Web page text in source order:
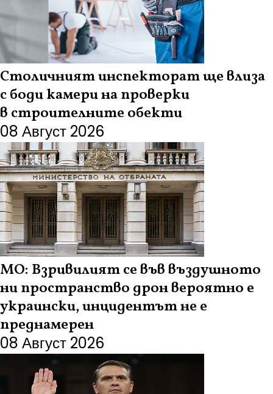
Столичният инспекторат ще влиза
с боди камери на проверки
в строителните обекти
08 Август 2026
МО: Взривилият се във въздушното
ни пространство дрон вероятно е
украински, инцидентът не е
преднамерен
08 Август 2026